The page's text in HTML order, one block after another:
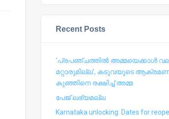
Recent Posts
‘പ്രപഞ്ചത്തില്‍ അമ്മയെക്കാള്‍
മറ്റാരുമില്ല’, കടുവയുടെ
കുഞ്ഞിനെ രക്ഷിച്ച് അമ്മ
പേജ് ലഭ്യമല്ല
Karnataka unlocking: Dates for